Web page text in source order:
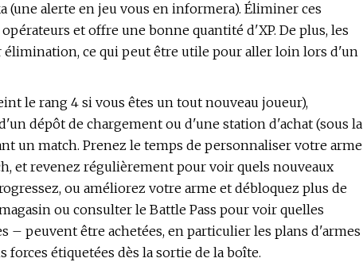
(une alerte en jeu vous en informera). Éliminer ces
et offre une bonne quantité d'XP. De plus, les
ce qui peut être utile pour aller loin lors d'un
le rang 4 si vous êtes un tout nouveau joueur),
dépôt de chargement ou d'une station d'achat (sous la
un match. Prenez le temps de personnaliser votre arme
et revenez régulièrement pour voir quels nouveaux
ou améliorez votre arme et débloquez plus de
ou consulter le Battle Pass pour voir quelles
peuvent être achetées, en particulier les plans d'armes
étiquetées dès la sortie de la boîte.